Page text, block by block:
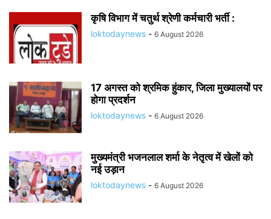
कृषि विभाग में चतुर्थ श्रेणी कर्मचारी भर्ती :
loktodaynews - 6 August 2026
17 अगस्त को श्रमिक हुंकार, जिला मुख्यालयों पर
होगा प्रदर्शन
loktodaynews - 6 August 2026
मुख्यमंत्री भजनलाल शर्मा के नेतृत्व में खेलों को
नई उड़ान
loktodaynews - 6 August 2026